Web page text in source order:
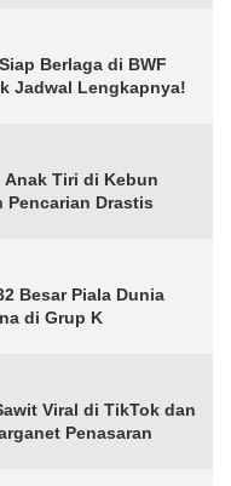
Berlaga di BWF
Jadwal Lengkapnya!
Tiri di Kebun
Pencarian Drastis
Besar Piala Dunia
di Grup K
Viral di TikTok dan
Penasaran